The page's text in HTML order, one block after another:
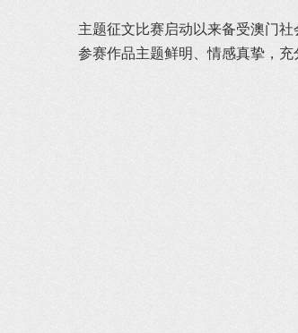
主题征文比赛启动以来备受澳门
参赛作品主题鲜明、情感真挚，